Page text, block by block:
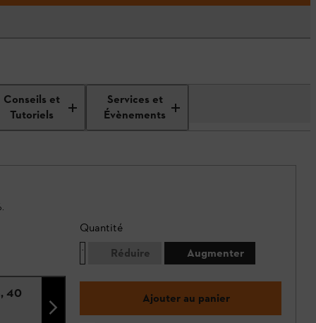
Conseils et
Tutoriels
Services et
Évènements
40
Quantité
Réduire
Augmenter
Ajouter au panier